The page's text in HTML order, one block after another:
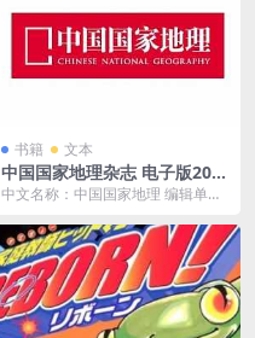
书籍 文本
中国国家地理杂志 电子版200
3-2019合集百度云网盘下载[P
中文名称：中国国家地理 编辑单
时间：1950年1...